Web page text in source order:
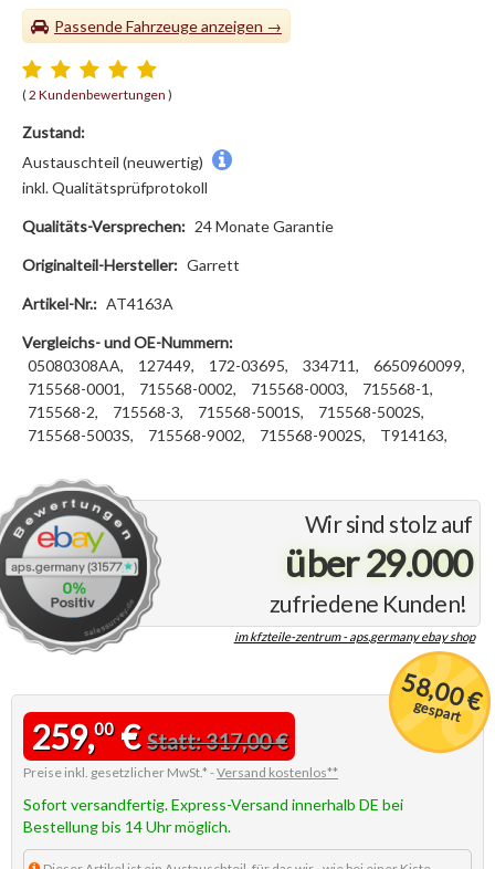
Passende Fahrzeuge
Wir sind stolz auf
über 29.000
zufriedene Kunden!
im kfzteile-zentrum - aps.germany ebay shop
(2 Kundenbewertungen )
Zustand:
Austauschteil (neuwertig)
inkl. Qualitätsprüfprotokoll
Qualitäts-Versprechen: 24 Monate Garantie
Originalteil-Hersteller: Garrett
Artikel-Nr.: AT4163A
Vergleichs- und OE-Nummern:
05080308AA,
127449, 172-03695, 334711,
6650960099,
715568-0001,
715568-0002, 715568-0003,
715568-1,
715568-2,
715568-3, 715568-5001S,
715568-5002S,
715568-5003S,
715568-9002, 715568-9002S, T914163,
58,00 €
gespart
259,00€Statt: 317,00 €
Preise inkl. gesetzlicher MwSt.* -Versand kostenlos**
Sofort versandfertig. Express-Versand innerhalb DE bei
Bestellung bis 14 Uhr möglich.